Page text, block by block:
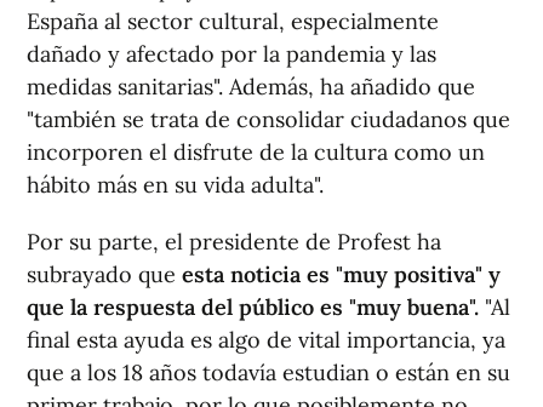
España al sector cultural, especialmente
dañado y afectado por la pandemia y las
medidas sanitarias". Además, ha añadido que
"también se trata de consolidar ciudadanos que
incorporen el disfrute de la cultura como un
hábito más en su vida adulta".
Por su parte, el presidente de Profest ha
subrayado que esta noticia es "muy positiva" y
que la respuesta del público es "muy buena". "Al
final esta ayuda es algo de vital importancia, ya
que a los 18 años todavía estudian o están en su